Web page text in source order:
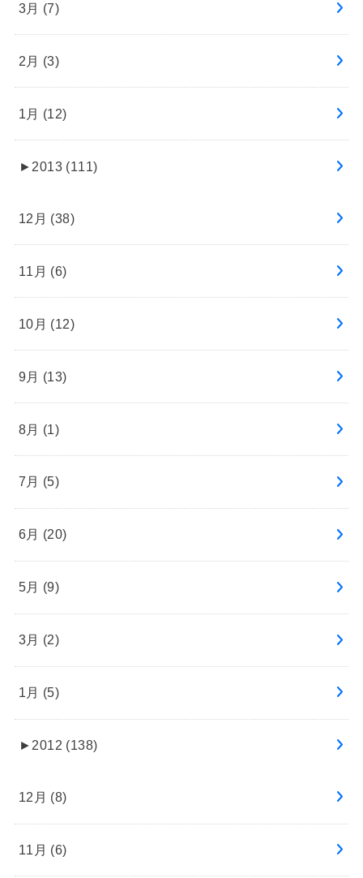
3月 (7)
2月 (3)
1月 (12)
► 2013 (111)
12月 (38)
11月 (6)
10月 (12)
9月 (13)
8月 (1)
7月 (5)
6月 (20)
5月 (9)
3月 (2)
1月 (5)
► 2012 (138)
12月 (8)
11月 (6)